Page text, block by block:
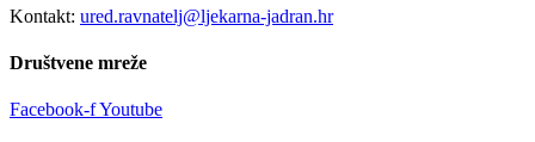
Kontakt: ured.ravnatelj@ljekarna-jadran.hr
Društvene mreže
Facebook-fYoutube